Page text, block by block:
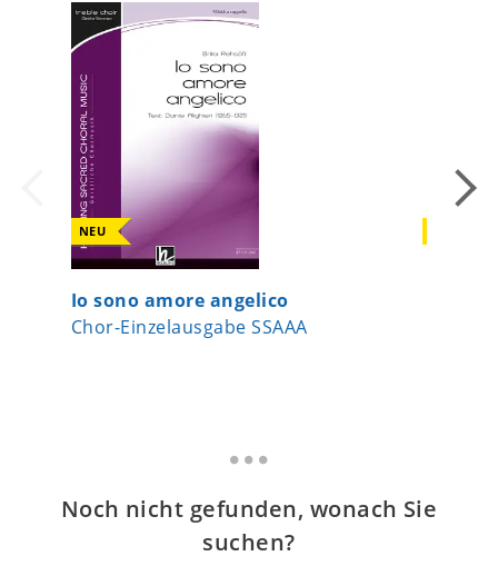
NEU
Io sono amore angelico
Chor-Einzelausgabe SSAAA
Noch nicht gefunden, wonach Sie
suchen?